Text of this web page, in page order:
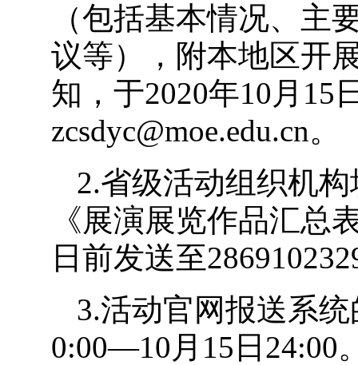
（包括基本情况、主
议等），附本地区开
知，于2020年10月15
zcsdyc@moe.edu.cn。
2.省级活动组织机
《展演展览作品汇总
日前发送至
3.活动官网报送系
0:00—10月15日24:00